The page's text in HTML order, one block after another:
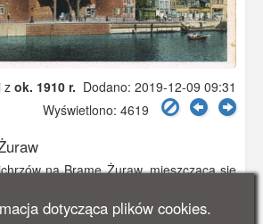
z ok. 1910 r. Dodano: 2019-12-09 09:31
Wyświetlono: 4619
na Bramę Żuraw, mieszczącą się
"Zehn Der schonsten ansichten von
verwendbar.
dotycząca plików cookies.